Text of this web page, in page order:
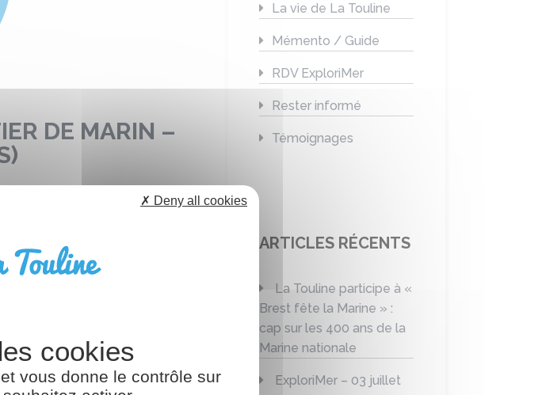
DE MARIN –
d’être suivie par
démarches en quelques
aucun bon conseil ou
mes projets et s’est
réalisent. Je n’avais
mois j’ai pu obtenir le
La vie de La Touline
Mémento / Guide
RDV ExploriMer
Rester informé
Témoignages
ARTICLES RÉCENTS
La Touline participe à «
Brest fête la Marine » :
cap sur les 400 ans de la
Marine nationale
ExploriMer – 03 juillet
vous donne le contrôle sur
✗ Deny all cookies